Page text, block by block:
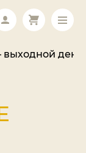
день.